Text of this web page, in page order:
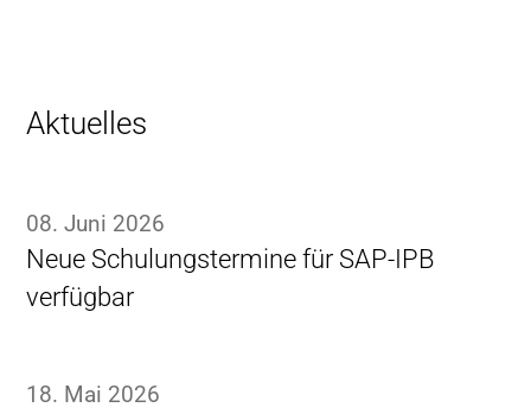
Aktuelles
Neue Schulungstermine für SAP-IPB
verfügbar
08. Juni 2026
18. Mai 2026